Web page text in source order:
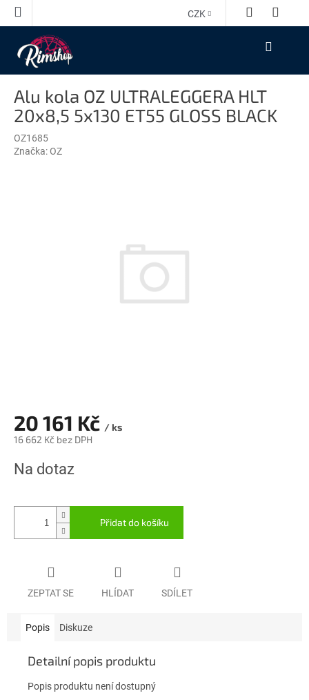
Přejít
CZK
NÁKUPNÍ
Alu kola OZ ULTRALEGGERA HLT
20x8,5 5x130 ET55 GLOSS BLACK
OZ1685
Značka: OZ
20 161 Kč / ks
16 662 Kč bez DPH
cena:
Na dotaz
Přidat do košíku
ZEPTAT SE HLÍDAT SDÍLET
Popis Diskuze
Detailní popis produktu
Popis produktu není dostupný